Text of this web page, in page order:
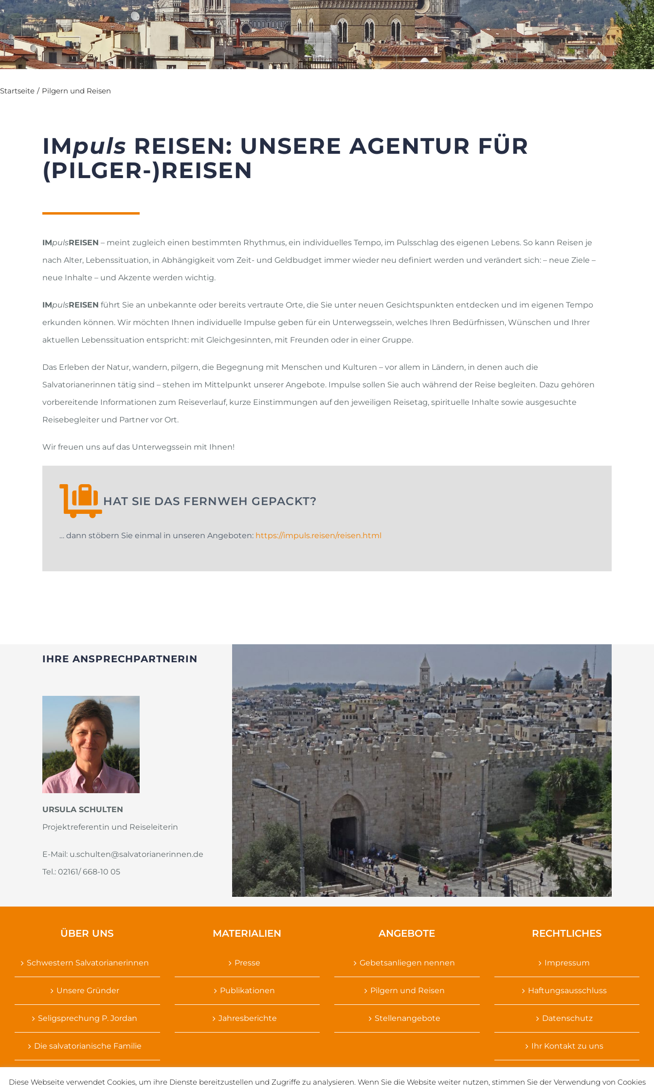
Startseite / Pilgern und Reisen
IMpuls REISEN: UNSERE AGENTUR FÜR
(PILGER-)REISEN
IMpulsREISEN – meint zugleich einen bestimmten Rhythmus, ein individuelles Tempo, im Pulsschlag des eigenen Lebens. So kann Reisen je
nach Alter, Lebenssituation, in Abhängigkeit vom Zeit- und Geldbudget immer wieder neu definiert werden und verändert sich: – neue Ziele –
neue Inhalte – und Akzente werden wichtig.
IMpulsREISEN führt Sie an unbekannte oder bereits vertraute Orte, die Sie unter neuen Gesichtspunkten entdecken und im eigenen Tempo
erkunden können. Wir möchten Ihnen individuelle Impulse geben für ein Unterwegssein, welches Ihren Bedürfnissen, Wünschen und Ihrer
aktuellen Lebenssituation entspricht: mit Gleichgesinnten, mit Freunden oder in einer Gruppe.
Das Erleben der Natur, wandern, pilgern, die Begegnung mit Menschen und Kulturen – vor allem in Ländern, in denen auch die
Salvatorianerinnen tätig sind – stehen im Mittelpunkt unserer Angebote. Impulse sollen Sie auch während der Reise begleiten. Dazu gehören
vorbereitende Informationen zum Reiseverlauf, kurze Einstimmungen auf den jeweiligen Reisetag, spirituelle Inhalte sowie ausgesuchte
Reisebegleiter und Partner vor Ort.
Wir freuen uns auf das Unterwegssein mit Ihnen!
HAT SIE DAS FERNWEH GEPACKT?
… dann stöbern Sie einmal in unseren Angeboten: https://impuls.reisen/reisen.html
IHRE ANSPRECHPARTNERIN
URSULA SCHULTEN
Projektreferentin und Reiseleiterin
E-Mail: u.schulten@salvatorianerinnen.de
Tel.: 02161/ 668-10 05
ÜBER UNS
Schwestern Salvatorianerinnen
Unsere Gründer
Seligsprechung P. Jordan
Die salvatorianische Familie
MATERIALIEN
Presse
Publikationen
Jahresberichte
ANGEBOTE
Gebetsanliegen nennen
Pilgern und Reisen
Stellenangebote
RECHTLICHES
Impressum
Haftungsausschluss
Datenschutz
Ihr Kontakt zu uns
Diese Webseite verwendet Cookies, um ihre Dienste bereitzustellen und Zugriffe zu analysieren. Wenn Sie die Website weiter nutzen, stimmen Sie der Verwendung von Cookies